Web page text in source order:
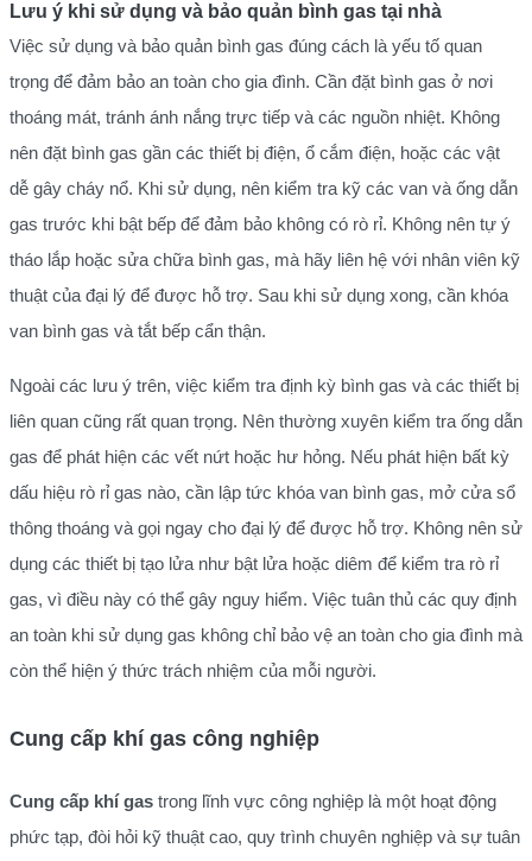
Lưu ý khi sử dụng và bảo quản bình gas tại nhà
Việc sử dụng và bảo quản bình gas đúng cách là yếu tố quan
trọng để đảm bảo an toàn cho gia đình. Cần đặt bình gas ở nơi
thoáng mát, tránh ánh nắng trực tiếp và các nguồn nhiệt. Không
nên đặt bình gas gần các thiết bị điện, ổ cắm điện, hoặc các vật
dễ gây cháy nổ. Khi sử dụng, nên kiểm tra kỹ các van và ống dẫn
gas trước khi bật bếp để đảm bảo không có rò rỉ. Không nên tự ý
tháo lắp hoặc sửa chữa bình gas, mà hãy liên hệ với nhân viên kỹ
thuật của đại lý để được hỗ trợ. Sau khi sử dụng xong, cần khóa
van bình gas và tắt bếp cẩn thận.
Ngoài các lưu ý trên, việc kiểm tra định kỳ bình gas và các thiết bị
liên quan cũng rất quan trọng. Nên thường xuyên kiểm tra ống dẫn
gas để phát hiện các vết nứt hoặc hư hỏng. Nếu phát hiện bất kỳ
dấu hiệu rò rỉ gas nào, cần lập tức khóa van bình gas, mở cửa sổ
thông thoáng và gọi ngay cho đại lý để được hỗ trợ. Không nên sử
dụng các thiết bị tạo lửa như bật lửa hoặc diêm để kiểm tra rò rỉ
gas, vì điều này có thể gây nguy hiểm. Việc tuân thủ các quy định
an toàn khi sử dụng gas không chỉ bảo vệ an toàn cho gia đình mà
còn thể hiện ý thức trách nhiệm của mỗi người.
Cung cấp khí gas công nghiệp
Cung cấp khí gas trong lĩnh vực công nghiệp là một hoạt động
phức tạp, đòi hỏi kỹ thuật cao, quy trình chuyên nghiệp và sự tuân